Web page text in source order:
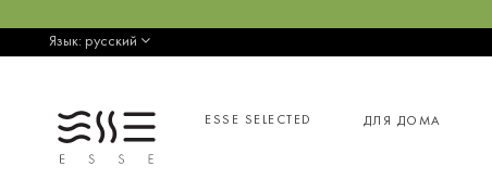
Язык: русский
ESSE SELECTED ДЛЯ ДОМА